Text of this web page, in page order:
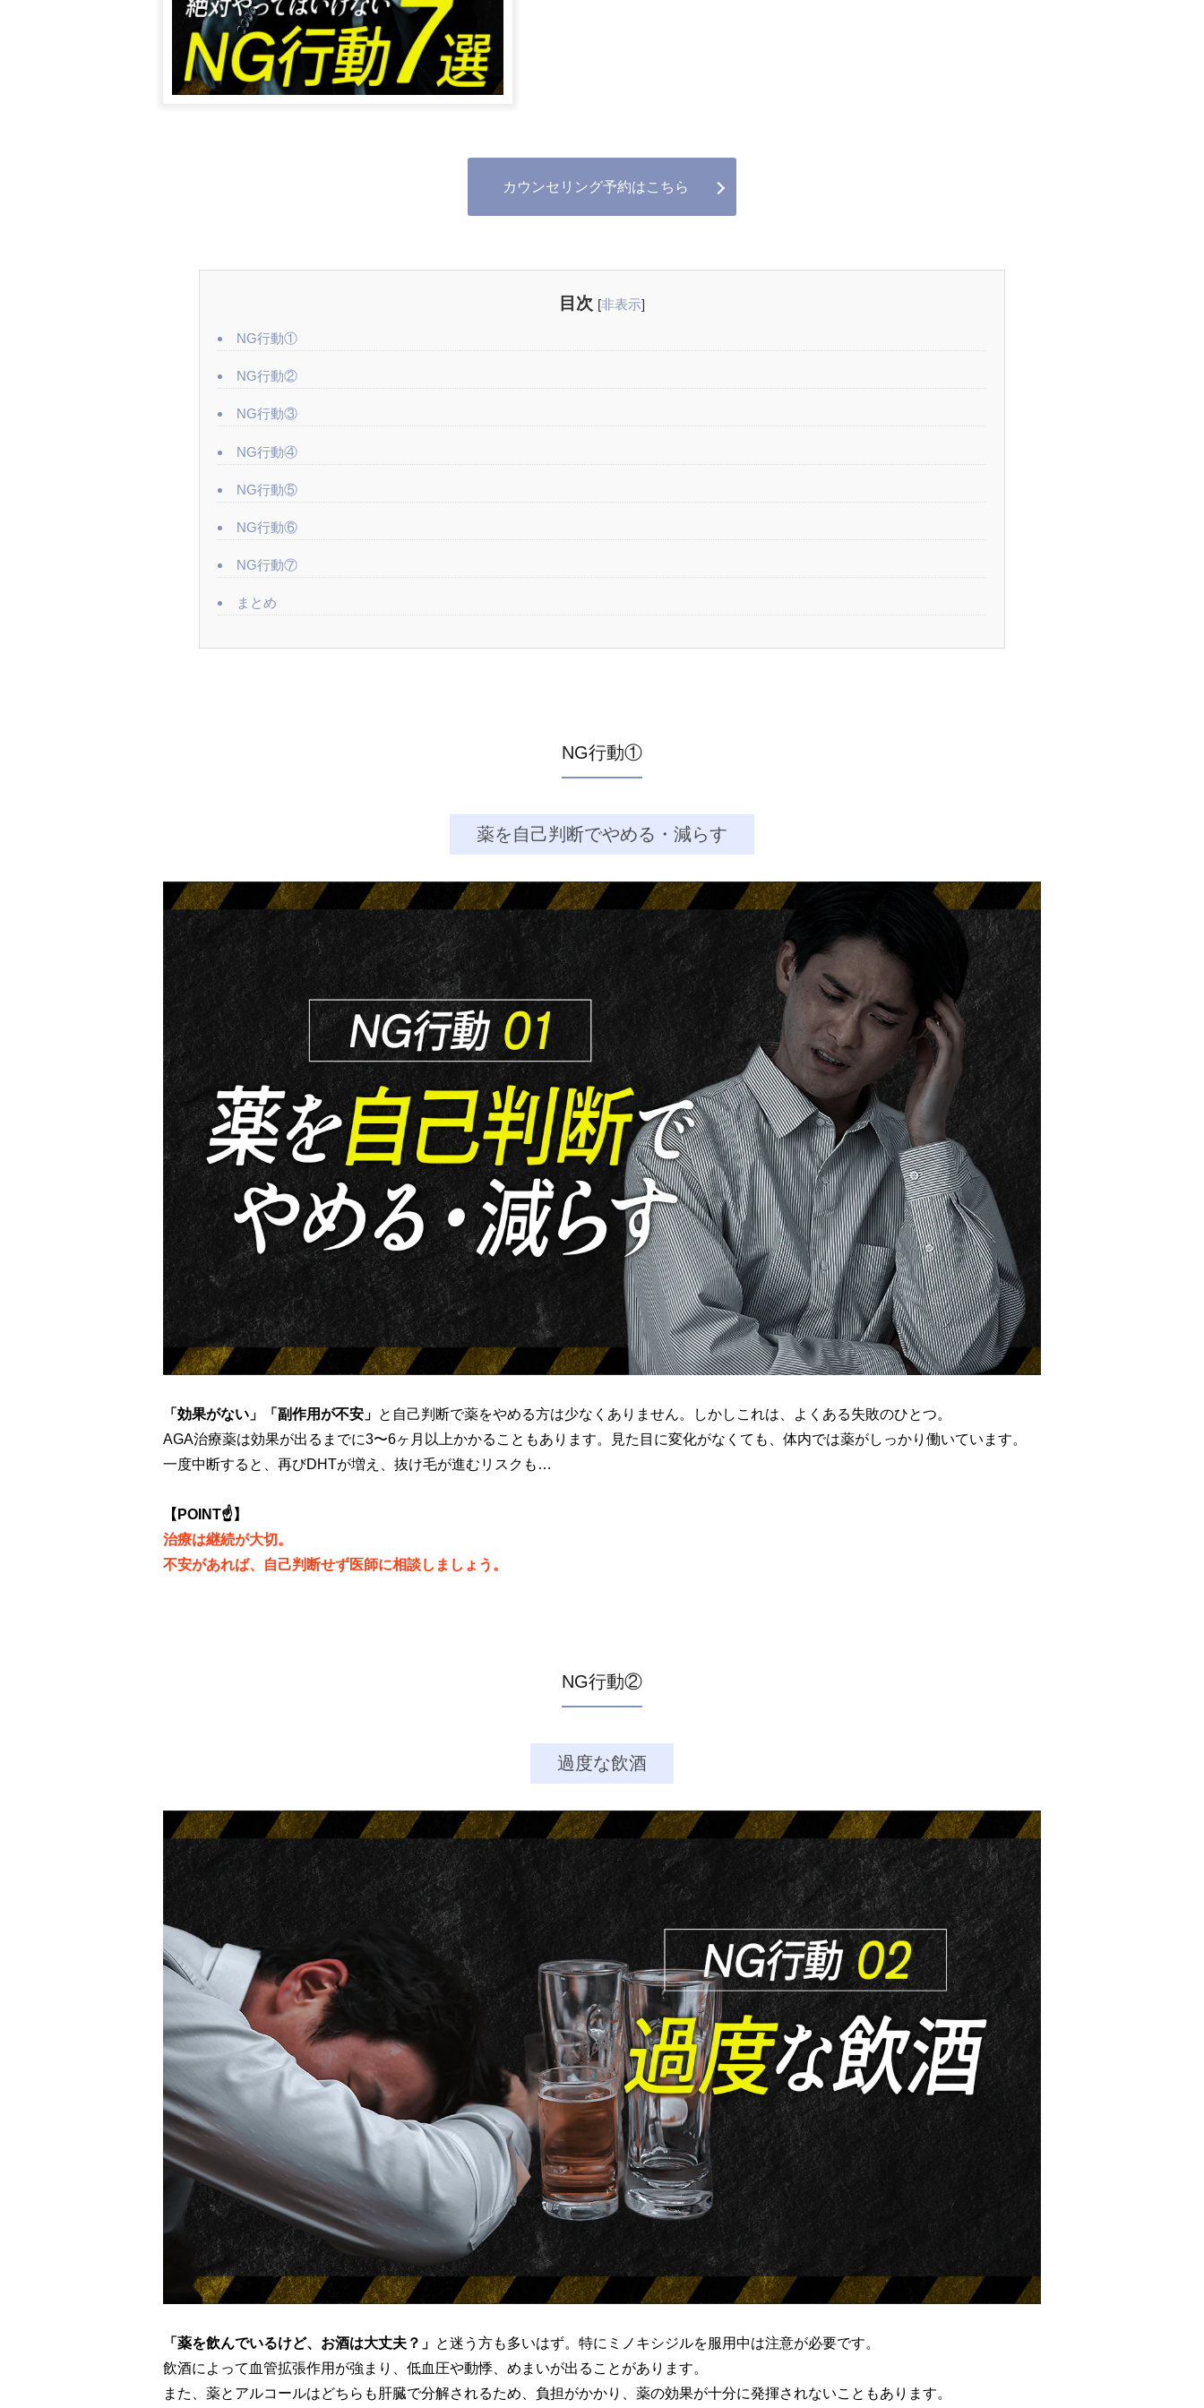
カウンセリング予約はこちら
目次 [非表示]
NG行動①
NG行動②
NG行動③
NG行動④
NG行動⑤
NG行動⑥
NG行動⑦
まとめ
NG行動①
薬を自己判断でやめる・減らす
「効果がない」「副作用が不安」 と自己判断で薬をやめる方は少なくありません。しかしこれは、よくある失敗のひとつ。
AGA治療薬は効果が出るまでに3〜6ヶ月以上かかることもあります。見た目に変化がなくても、体内では薬がしっかり働いています。
一度中断すると、再びDHTが増え、抜け毛が進むリスクも…
【POINT☝️】
治療は継続が大切。
不安があれば、自己判断せず医師に相談しましょう。
NG行動②
過度な飲酒
「薬を飲んでいるけど、お酒は大丈夫？」 と迷う方も多いはず。特にミノキシジルを服用中は注意が必要です。
飲酒によって血管拡張作用が強まり、低血圧や動悸、めまいが出ることがあります。
また、薬とアルコールはどちらも肝臓で分解されるため、負担がかかり、薬の効果が十分に発揮されないこともあります。